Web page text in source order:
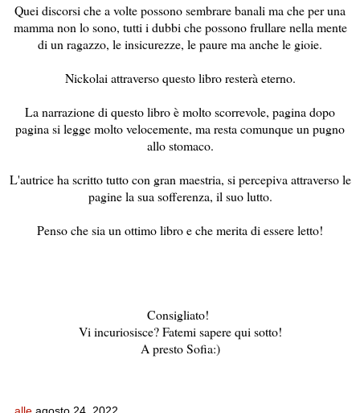
Quei discorsi che a volte possono sembrare banali ma che per una
mamma non lo sono, tutti i dubbi che possono frullare nella mente
di un ragazzo, le insicurezze, le paure ma anche le gioie.
Nickolai attraverso questo libro resterà eterno.
La narrazione di questo libro è molto scorrevole, pagina dopo
pagina si legge molto velocemente, ma resta comunque un pugno
allo stomaco.
L'autrice ha scritto tutto con gran maestria, si percepiva attraverso le
pagine la sua sofferenza, il suo lutto.
Penso che sia un ottimo libro e che merita di essere letto!
Consigliato!
Vi incuriosisce? Fatemi sapere qui sotto!
A presto Sofia:)